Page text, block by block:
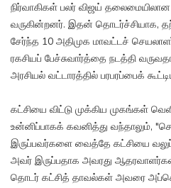
நிர்வாகிகள் பலர் விஜய்
வருகின்றனர். இதன் தொடர்ச்சியாக,
சேர்ந்த 10 அதிமுக மாவட்டச்
ரகசியப் பேச்சுவார்த்தை நடத்தி
அரசியல் வட்டாரத்தில் பரபரப்பைக்
கட்சியை விட்டு முக்கிய முகங்கள்
உன்னிப்பாகக் கவனித்து வந்தாலும்,
இருப்பவர்களை வைத்தே கட்சியை
அவர் இருப்பதாக அவரது
தொடர் கட்சித் தாவல்கள் அவரை